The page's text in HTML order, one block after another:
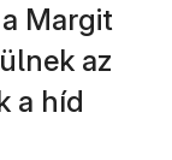
Margit
az
a híd